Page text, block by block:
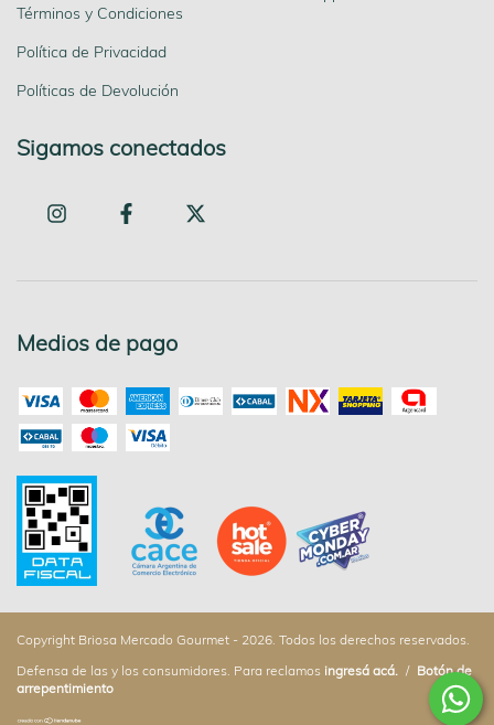
Términos y Condiciones
Política de Privacidad
Políticas de Devolución
Sigamos conectados
Medios de pago
Copyright Briosa Mercado Gourmet - 2026. Todos los derechos reservados.
Defensa de las y los consumidores. Para reclamos ingresá acá. /
Botón de
arrepentimiento